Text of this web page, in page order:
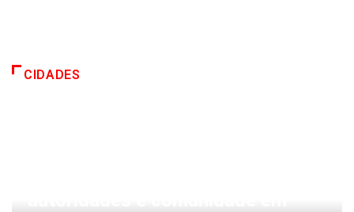
CIDADES
CIDADES